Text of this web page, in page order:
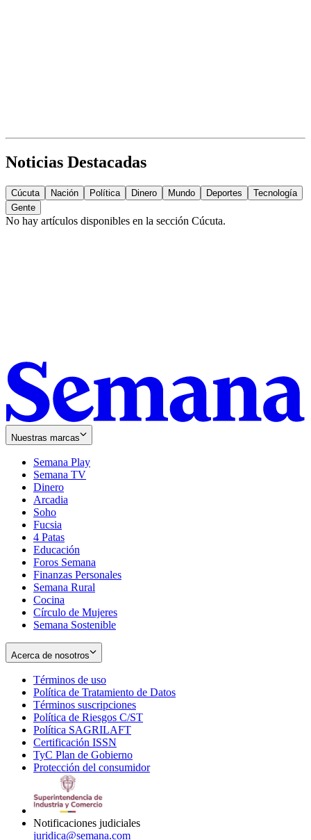
Noticias Destacadas
Cúcuta Nación Política Dinero Mundo Deportes
Tecnología
Gente
No hay artículos disponibles en la sección Cúcuta.
Nuestras marcas
Semana Play
Semana TV
Dinero
Arcadia
Soho
in
new
window
Fucsia
in
new
window
4 Patas
Educación
Foros Semana
Finanzas Personales
Semana Rural
Cocina
Círculo de Mujeres
Semana Sostenible
Acerca de nosotros
Términos de uso
in
new
window
Política de Tratamiento de Datos
Términos suscripciones
in
Política de Riesgos C/ST
Política SAGRILAFT
new
window
Certificación ISSN
in
new
TyC Plan de Gobierno
in
Protección del consumidorOpens
Notificaciones judiciales
juridica@semana.com